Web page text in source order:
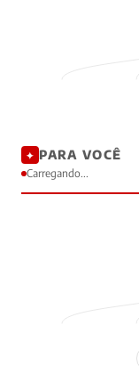
✦ PARA VOCÊ
Carregando...